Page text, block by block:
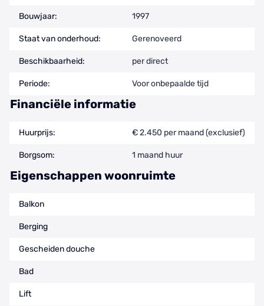
Bouwjaar: 1997
Staat van onderhoud: Gerenoveerd
Beschikbaarheid: per direct
Periode: Voor onbepaalde tijd
Financiële informatie
Huurprijs: € 2.450 per maand (exclusief)
Borgsom: 1 maand huur
Eigenschappen woonruimte
Balkon
Berging
Gescheiden douche
Bad
Lift